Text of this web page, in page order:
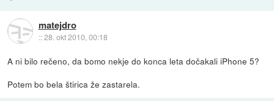
matejdro
::28. okt 2010, 00:18
A ni bilo rečeno, da bomo nekje do konca leta dočakali iPhone 5?
Potem bo bela štirica že zastarela.